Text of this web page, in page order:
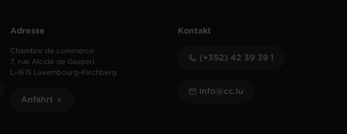
Adresse
Chambre de commerce
7, rue Alcide de Gasperi
L-1615 Luxembourg-Kirchberg
Anfahrt
Kontakt
(+352) 42 39 39 1
info@cc.lu